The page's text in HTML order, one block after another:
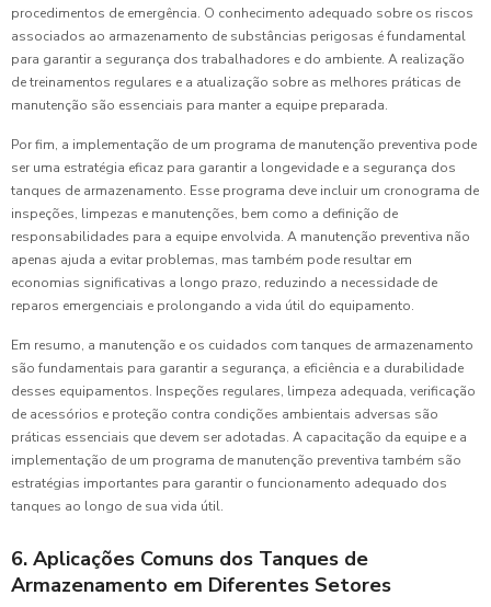
procedimentos de emergência. O conhecimento adequado sobre os riscos
associados ao armazenamento de substâncias perigosas é fundamental
para garantir a segurança dos trabalhadores e do ambiente. A realização
de treinamentos regulares e a atualização sobre as melhores práticas de
manutenção são essenciais para manter a equipe preparada.
Por fim, a implementação de um programa de manutenção preventiva pode
ser uma estratégia eficaz para garantir a longevidade e a segurança dos
tanques de armazenamento. Esse programa deve incluir um cronograma de
inspeções, limpezas e manutenções, bem como a definição de
responsabilidades para a equipe envolvida. A manutenção preventiva não
apenas ajuda a evitar problemas, mas também pode resultar em
economias significativas a longo prazo, reduzindo a necessidade de
reparos emergenciais e prolongando a vida útil do equipamento.
Em resumo, a manutenção e os cuidados com tanques de armazenamento
são fundamentais para garantir a segurança, a eficiência e a durabilidade
desses equipamentos. Inspeções regulares, limpeza adequada, verificação
de acessórios e proteção contra condições ambientais adversas são
práticas essenciais que devem ser adotadas. A capacitação da equipe e a
implementação de um programa de manutenção preventiva também são
estratégias importantes para garantir o funcionamento adequado dos
tanques ao longo de sua vida útil.
6. Aplicações Comuns dos Tanques de
Armazenamento em Diferentes Setores